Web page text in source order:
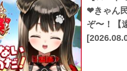
❤きゃん
ぞ〜！【